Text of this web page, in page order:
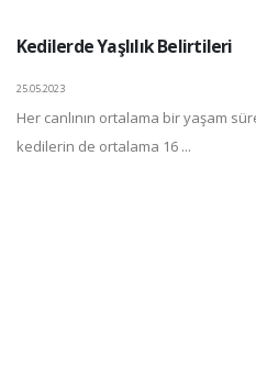
Kedilerde Yaşlılık Belirtileri
25.05.2023
Her canlının ortalama bir yaşam
kedilerin de ortalama 16 ...